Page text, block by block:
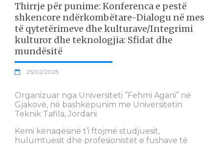
Thirrje për punime: Konferenca e pestë
shkencore ndërkombëtare-Dialogu në mes
të qytetërimeve dhe kulturave/Integrimi
kulturor dhe teknologjia: Sfidat dhe
mundësitë
25/02/2025
Organizuar nga Universiteti ‘’Fehmi Agani’’ në
Gjakovë, në bashkëpunim me Universitetin
Teknik Tafila, Jordani
Kemi kënaqësinë t’i ftojmë studjuesit,
hulumtuesit dhe profesionistët e fushave të